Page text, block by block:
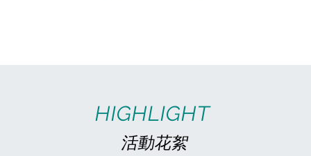
HIGHLIGHT
活動花絮